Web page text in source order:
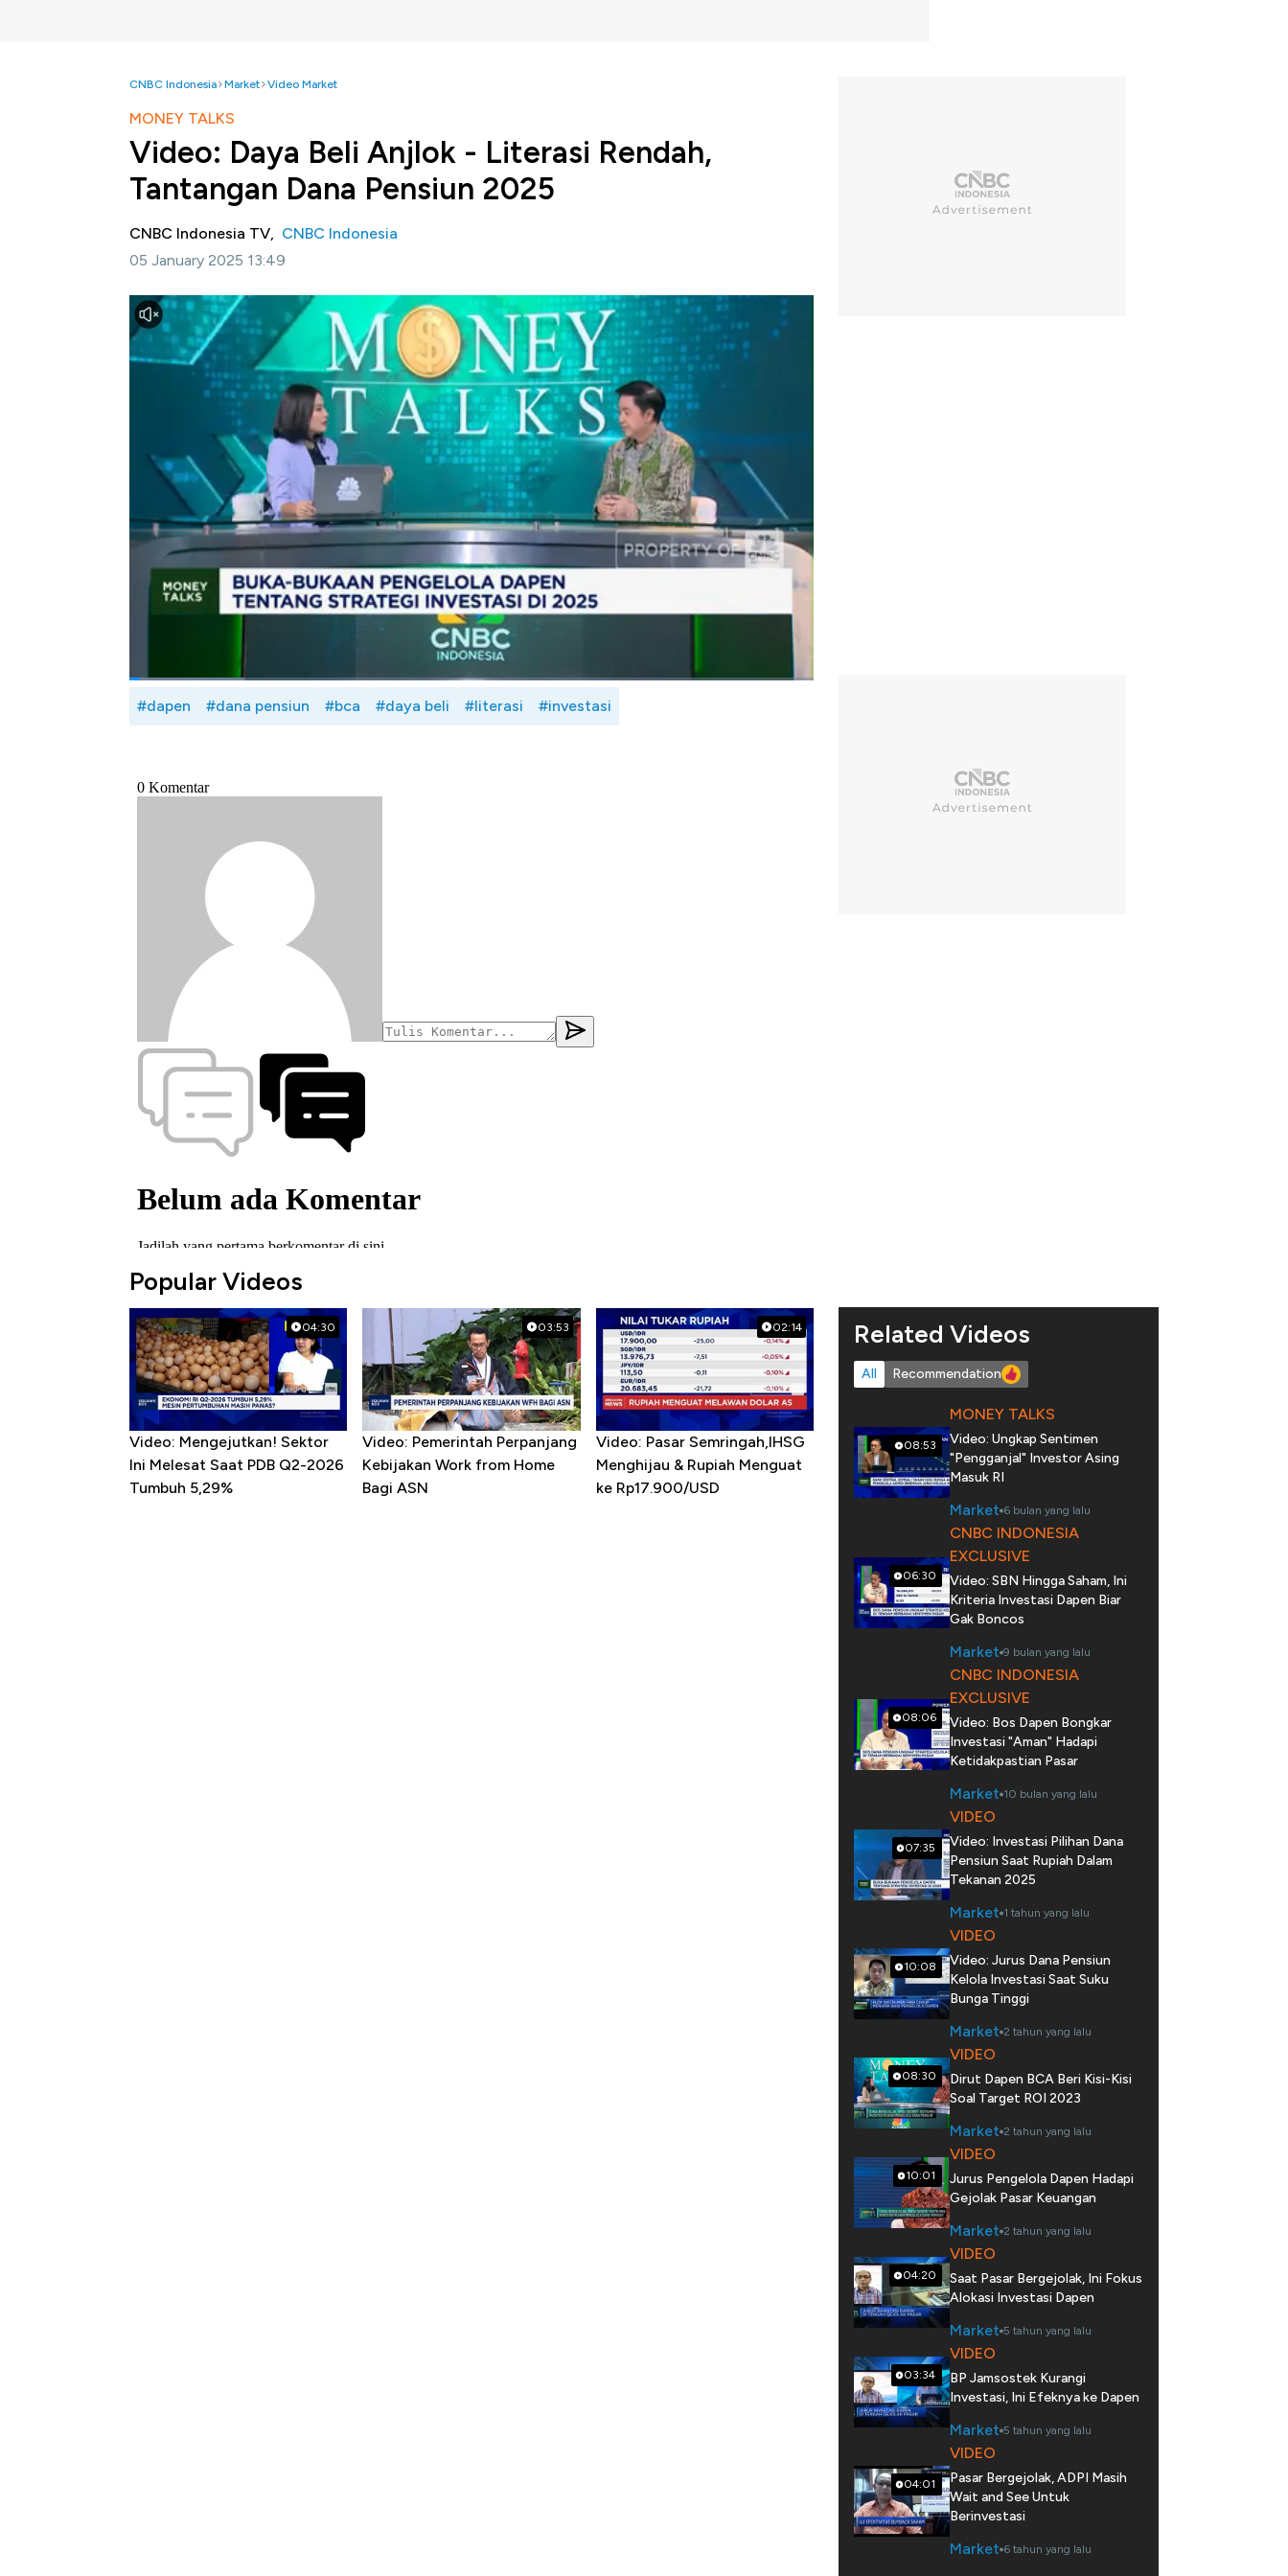
CNBC Indonesia Market Video Market
MONEY TALKS
Video: Daya Beli Anjlok - Literasi Rendah,
Tantangan Dana Pensiun 2025
CNBC Indonesia TV, CNBC Indonesia
05 January 2025 13:49
Jakarta, CNBC Indonesia- Prudent, Agile and Secure atau PAS disebut Direktur Utama Dana
Pensiun BCA, Budi Sutrisno strategi pengelolaan investasi dana pensiun menghadapi gejolak dan
ketidakpastian pasar.
Pada 2025, Dapen BCA masih mengincar pertumbuhan investasi pasar modal dengan meracik
investasi di RDPT, Saham dan Reksadana Campuran dengan tetap menerapkan prinsip kehati-hatian.
Di sisi lain, Budi juga mencermati kondisi tekanan daya beli terhadap kemampuan bayar iuran dapen
dan rendahnya literasi peserta terhadap pentingnya dapen yang akan menjadi tantangan 2025.
Seperti apa tantangan dan strategi pengelolaan investasi Dana Pensiun BCA 2025? Selengkapnya
simak dialog Anneke Wijaya dengan Direktur Utama Dana Pensiun BCA, Budi Sutrisno dalam Power
Lunch,CNBCIndonesia (Kamis, 04/01/2024)
#dapen #dana pensiun #bca #daya beli #literasi #investasi
Popular Videos
04:30
Video: Mengejutkan! Sektor
Ini Melesat Saat PDB Q2-2026
Tumbuh 5,29%
03:53
Video: Pemerintah Perpanjang
Kebijakan Work from Home
Bagi ASN
02:14
Video: Pasar Semringah,IHSG
Menghijau & Rupiah Menguat
ke Rp17.900/USD
Related Videos
All Recommendation
08:53
MONEY TALKS
Video: Ungkap Sentimen
"Pengganjal" Investor Asing
Masuk RI
Market 6 bulan yang lalu
06:30
CNBC INDONESIA
EXCLUSIVE
Video: SBN Hingga Saham, Ini
Kriteria Investasi Dapen Biar
Gak Boncos
Market 9 bulan yang lalu
08:06
CNBC INDONESIA
EXCLUSIVE
Video: Bos Dapen Bongkar
Investasi "Aman" Hadapi
Ketidakpastian Pasar
Market 10 bulan yang lalu
07:35
VIDEO
Video: Investasi Pilihan Dana
Pensiun Saat Rupiah Dalam
Tekanan 2025
Market 1 tahun yang lalu
10:08
VIDEO
Video: Jurus Dana Pensiun
Kelola Investasi Saat Suku
Bunga Tinggi
Market 2 tahun yang lalu
08:30
VIDEO
Dirut Dapen BCA Beri Kisi-Kisi
Soal Target ROI 2023
Market 2 tahun yang lalu
10:01
VIDEO
Jurus Pengelola Dapen Hadapi
Gejolak Pasar Keuangan
Market 2 tahun yang lalu
04:20
VIDEO
Saat Pasar Bergejolak, Ini Fokus
Alokasi Investasi Dapen
Market 5 tahun yang lalu
03:34
VIDEO
BP Jamsostek Kurangi
Investasi, Ini Efeknya ke Dapen
Market 5 tahun yang lalu
04:01
VIDEO
Pasar Bergejolak, ADPI Masih
Wait and See Untuk
Berinvestasi
Market 6 tahun yang lalu